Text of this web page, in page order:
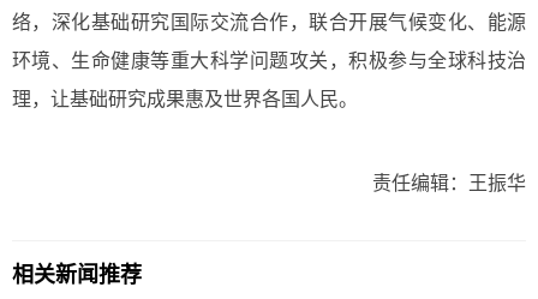
络，深化基础研究国际交流合作，联合开展气候变化、能源
环境、生命健康等重大科学问题攻关，积极参与全球科技治
理，让基础研究成果惠及世界各国人民。
责任编辑：王振华
相关新闻推荐